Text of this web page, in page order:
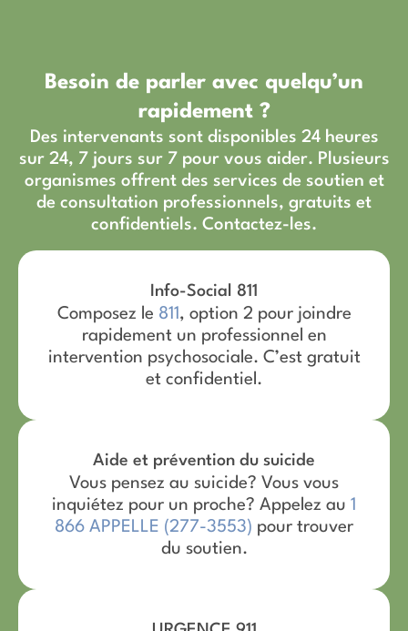
Besoin de parler avec quelqu’un
rapidement ?
Des intervenants sont disponibles 24 heures
sur 24, 7 jours sur 7 pour vous aider. Plusieurs
organismes offrent des services de soutien et
de consultation professionnels, gratuits et
confidentiels. Contactez-les.
Info-Social 811
Composez le 811 , option 2 pour joindre
rapidement un professionnel en
intervention psychosociale. C’est gratuit
et confidentiel.
Aide et prévention du suicide
Vous pensez au suicide? Vous vous
inquiétez pour un proche? Appelez au 1
866 APPELLE (277-3553) pour trouver
du soutien.